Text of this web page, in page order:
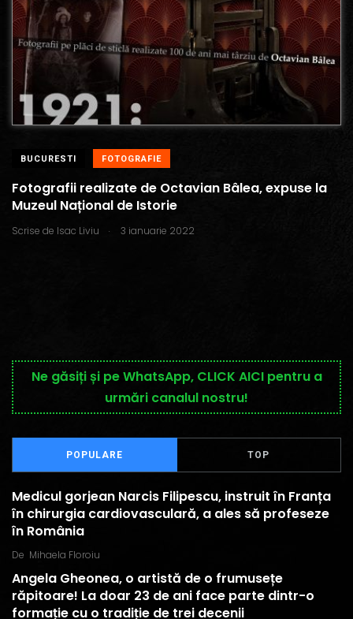
BUCURESTI FOTOGRAFIE
Fotografii realizate de Octavian Bâlea, expuse la
Muzeul Național de Istorie
Scrise de Isac Liviu . 3 ianuarie 2022
Ne găsiți și pe WhatsApp, CLICK AICI pentru a
urmări canalul nostru!
POPULARE TOP
Medicul gorjean Narcis Filipescu, instruit în Franța
în chirurgia cardiovasculară, a ales să profeseze
în România
De Mihaela Floroiu
Angela Gheonea, o artistă de o frumusețe
răpitoare! La doar 23 de ani face parte dintr-o
formație cu o tradiție de trei decenii